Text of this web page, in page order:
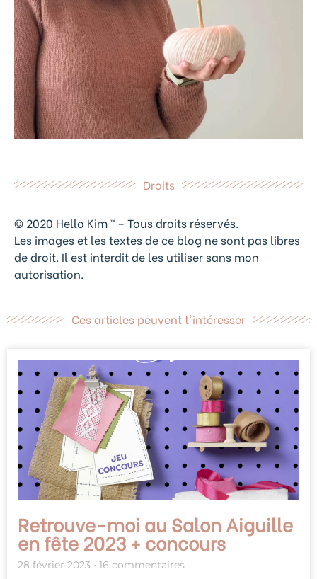
Droits
© 2020 Hello Kim ™ – Tous droits réservés.
Les images et les textes de ce blog ne sont pas libres
de droit. Il est interdit de les utiliser sans mon
autorisation.
Ces articles peuvent t'intéresser
Retrouve-moi au Salon Aiguille
en fête 2023 + concours
28 février 2023 16 commentaires